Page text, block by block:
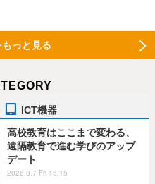
っと見る
ICT機器
高校教育はここまで変わる、
遠隔教育で進む学びのアップ
デート
2026.8.7 Fri 15:15